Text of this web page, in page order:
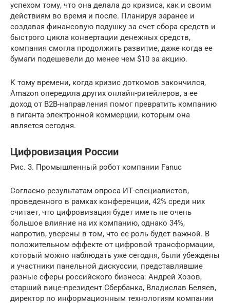
успехом тому, что она делала до кризиса, как и своим
действиям во время и после. Планируя заранее и
создавая финансовую подушку за счет сбора средств и
быстрого цикла конвертации денежных средств,
компания смогла продолжить развитие, даже когда ее
бумаги подешевели до менее чем $10 за акцию.
К тому времени, когда кризис доткомов закончился,
Amazon опередила других онлайн-ритейлеров, а ее
доход от В2В-направления помог превратить компанию
в гиганта электронной коммерции, которым она
является сегодня.
Цифровизация России
Рис. 3. Промышленный робот компании Fanuc
Согласно результатам опроса ИТ-специалистов,
проведенного в рамках конференции, 42% среди них
считает, что цифровизация будет иметь не очень
большое влияние на их компанию, однако 34%,
напротив, уверены в том, что ее роль будет важной. В
положительном эффекте от цифровой трансформации,
который можно наблюдать уже сегодня, были убеждены
и участники панельной дискуссии, представлявшие
разные сферы российского бизнеса: Андрей Хозов,
старший вице-президент Сбербанка, Владислав Беляев,
директор по информационным технологиям компании